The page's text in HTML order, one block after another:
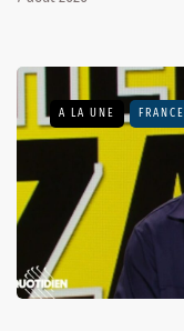
A LA UNE FRANCE